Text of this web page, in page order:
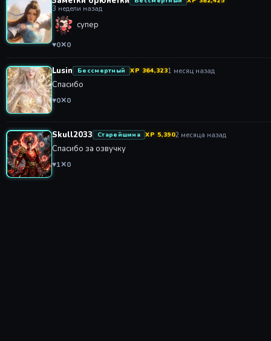
3 недели назад
супер
♥0✕0
Lusin Бессмертный XP 364,3231 месяц назад
Спасибо
♥0✕0
Skull2033 Старейшина XP 5,3902 месяца назад
Спасибо за озвучку
♥1✕0